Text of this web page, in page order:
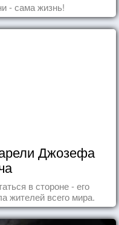
- сама жизнь!
Джозефа
в стороне - его
жителей всего мира.